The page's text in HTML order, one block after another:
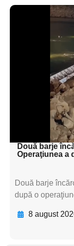
textul
textul
textul
Două barje
Operaţiunea a
Două barje
după o
8 august